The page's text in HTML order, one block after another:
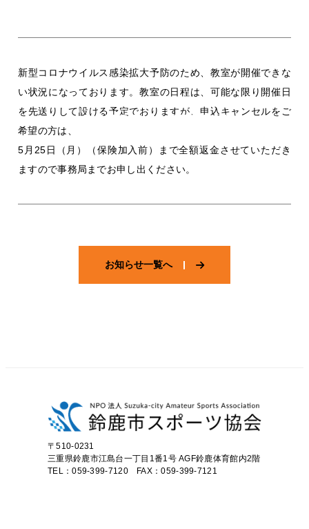
新型コロナウイルス感染拡大予防のため、教室が開催できな
い状況になっております。教室の日程は、可能な限り開催日
を先送りして設ける予定でおりますが、申込キャンセルをご
希望の方は、
5月25日（月）（保険加入前）まで全額返金させていただき
ますので事務局までお申し出ください。
お知らせ一覧へ
〒510-0231
三重県鈴鹿市江島台一丁目1番1号AGF鈴鹿体育館内2階
TEL：059-399-7120 FAX：059-399-7121